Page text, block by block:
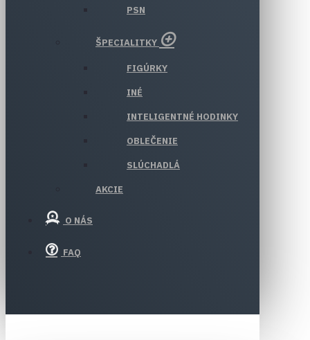
PSN
ŠPECIALITKY
FIGÚRKY
INÉ
INTELIGENTNÉ HODINKY
OBLEČENIE
SLÚCHADLÁ
AKCIE
O NÁS
FAQ